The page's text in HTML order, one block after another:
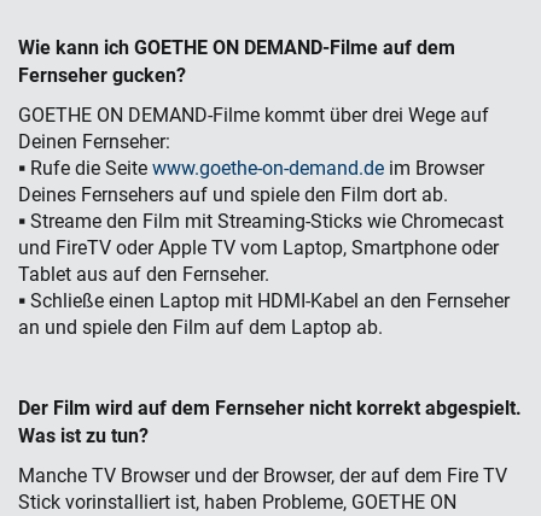
Wie kann ich GOETHE ON DEMAND-Filme auf dem
Fernseher gucken?
GOETHE ON DEMAND-Filme kommt über drei Wege auf
Deinen Fernseher:
▪ Rufe die Seite www.goethe-on-demand.de im Browser
Deines Fernsehers auf und spiele den Film dort ab.
▪ Streame den Film mit Streaming-Sticks wie Chromecast
und FireTV oder Apple TV vom Laptop, Smartphone oder
Tablet aus auf den Fernseher.
▪ Schließe einen Laptop mit HDMI-Kabel an den Fernseher
an und spiele den Film auf dem Laptop ab.
Der Film wird auf dem Fernseher nicht korrekt abgespielt.
Was ist zu tun?
Manche TV Browser und der Browser, der auf dem Fire TV
Stick vorinstalliert ist, haben Probleme, GOETHE ON